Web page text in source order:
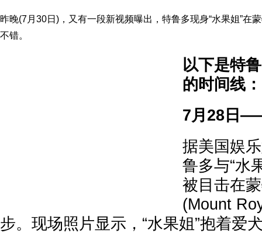
昨晚(7月30日)，又有一段新视频曝出，特鲁多现身“水果姐”在
不错。
以下是特
的时间线：
7月28日
据美国娱
鲁多与“水
被目击在
(Mount
步。现场照片显示，“水果姐”抱着爱